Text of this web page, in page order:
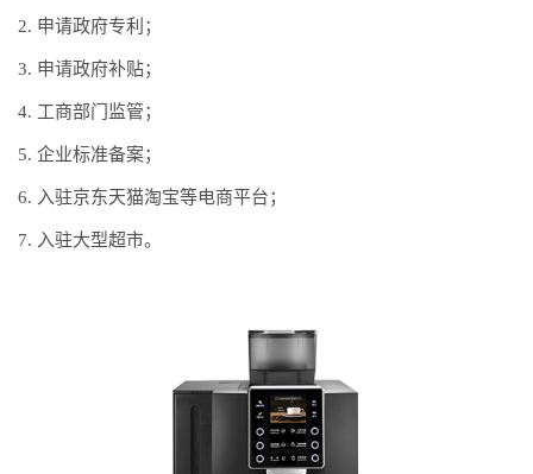
2. 申请政府专利；
3. 申请政府补贴；
4. 工商部门监管；
5. 企业标准备案；
6. 入驻京东天猫淘宝等电商平台；
7. 入驻大型超市。